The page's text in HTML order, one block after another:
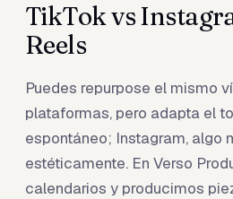
TikTok vs
Reels
Puedes repurpose el mismo
plataformas, pero adapta el
espontáneo; Instagram, algo
estéticamente. En Verso
calendarios y producimos